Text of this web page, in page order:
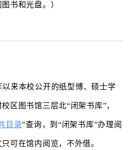
书和光盘。）
以来本校公开的纸型博、硕士学
区图书馆三层北“闭架书库”，
目录”查询，到“闭架书库”办理阅
可在馆内阅览，不外借。